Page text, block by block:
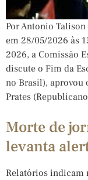
Por Antonio
em 28/05/2026 às
2026, a Comissão
discute o Fim da
no Brasil), aprovou
Prates
Morte de
levanta
Relatórios indicam